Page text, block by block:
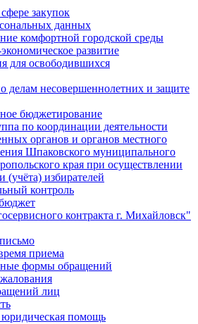
закупок
данных
комфортной городской среды
развитие
для освободившихся
делам несовершеннолетних и защите
бюджетирование
по координации деятельности
органов и органов местного
Шпаковского муниципального
края при осуществлении
(учёта) избирателей
контроль
контракта г. Михайловск"
приема
формы обращений
лиц
юридическая помощь